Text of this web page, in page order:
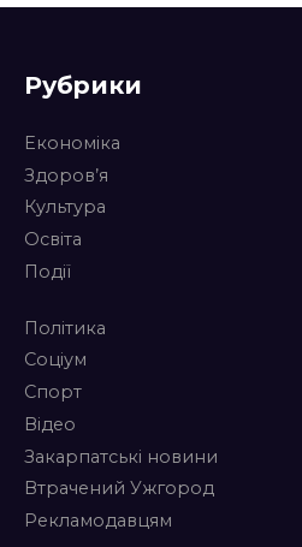
Рубрики
Економіка
Здоров’я
Культура
Освіта
Події
Політика
Соціум
Спорт
Відео
Закарпатські новини
Втрачений Ужгород
Рекламодавцям